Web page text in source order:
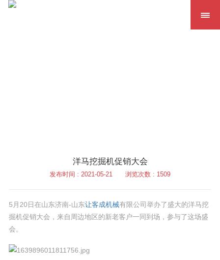
洋马挖掘机促销大会
发布时间 : 2021-05-21 浏览次数 : 1509
5月20日在山东济南-山东让客成机械有限公司举办了盛大的洋马挖
掘机促销大会，来自周边地区的新老客户一同到场，参与了这场盛
会。